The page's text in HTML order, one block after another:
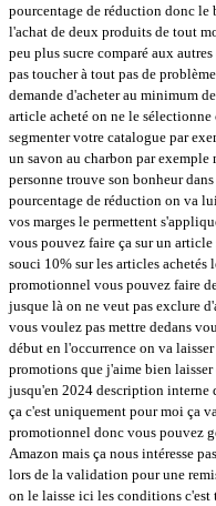
pourcentage de réduction donc le
l'achat de deux produits de tout
peu plus sucre comparé aux
pas toucher à tout pas de
demande d'acheter au minimum
article acheté on ne le
segmenter votre catalogue par
un savon au charbon par exemple
personne trouve son bonheur
pourcentage de réduction on va
vos marges le permettent
vous pouvez faire ça sur un
souci 10% sur les articles achetés
promotionnel vous pouvez faire
jusque là on ne veut pas exclure
vous voulez pas mettre dedans
début en l'occurrence on va
promotions que j'aime bien
jusqu'en 2024 description interne
ça c'est uniquement pour moi ça
promotionnel donc vous pouvez
Amazon mais ça nous intéresse
lors de la validation pour une
on le laisse ici les conditions c'est